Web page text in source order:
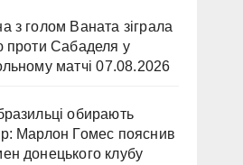
з голом Ваната зіграла
проти Сабаделя у
матчі 07.08.2026
обирають
Марлон Гомес пояснив
донецького клубу